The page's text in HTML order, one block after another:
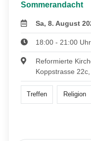
Sommerandacht
Sa, 8. August
18:00 - 21:00 Uhr
Reformierte
Koppstrasse
Treffen Religion